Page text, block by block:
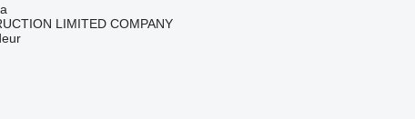
LIMITED COMPANY